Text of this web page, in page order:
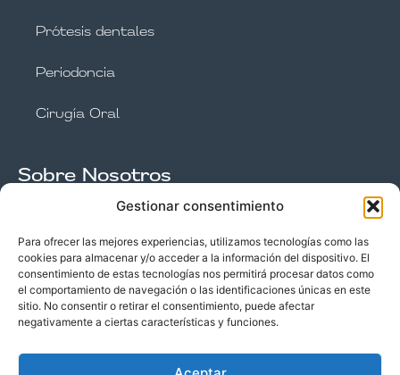
Gestionar consentimiento
Para ofrecer las mejores experiencias, utilizamos tecnologías como las
cookies para almacenar y/o acceder a la información del dispositivo. El
consentimiento de estas tecnologías nos permitirá procesar datos como
el comportamiento de navegación o las identificaciones únicas en este
sitio. No consentir o retirar el consentimiento, puede afectar
negativamente a ciertas características y funciones.
Prótesis dentales
Periodoncia
Cirugía Oral
Sobre Nosotros
Nuestro equipo
Instalaciones
©2025 todos los derechos reservados –